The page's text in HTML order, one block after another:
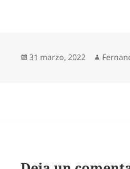
Publicado
31 marzo, 2022 Autor